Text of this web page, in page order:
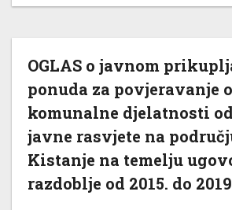
OGLAS o javnom
ponuda za povjeravanje
komunalne djelatnosti
javne rasvjete na
Kistanje na temelju
razdoblje od 2015. do